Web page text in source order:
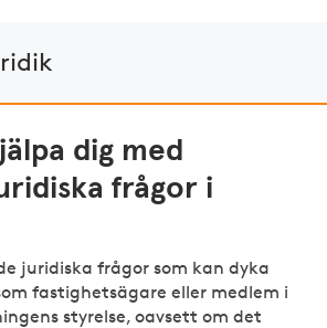
dig med
frågor i
juridiska frågor som kan dyka
fastighetsägare eller medlem i
styrelse, oavsett om det